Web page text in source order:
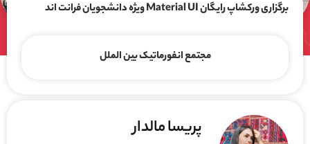
برگزاری ورکشاپ رایگان Material UI ویژه دانشجویان فرانت اند
مجتمع انفورماتیک بین الملل
پریسا مالدار